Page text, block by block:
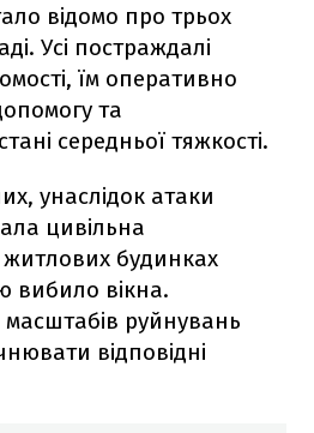
відомо про трьох
Усі постраждалі
їм оперативно
та
середньої тяжкості.
унаслідок атаки
цивільна
житлових будинках
вибило вікна.
руйнувань
відповідні